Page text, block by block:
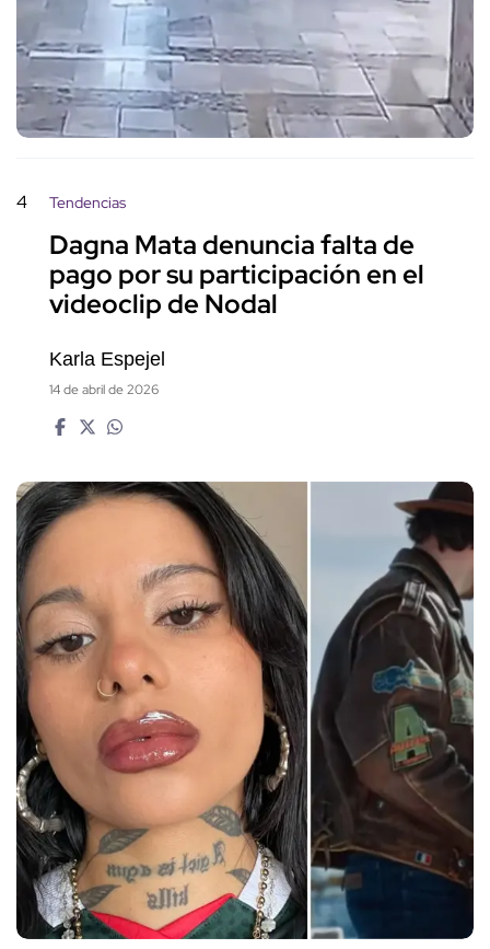
4 Tendencias
Dagna Mata denuncia falta de
pago por su participación en el
videoclip de Nodal
Karla Espejel
14 de abril de 2026